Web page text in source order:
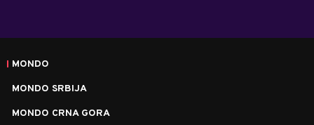
MONDO
MONDO SRBIJA
MONDO CRNA GORA